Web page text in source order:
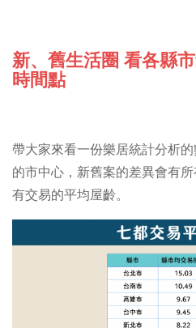
新、舊生活圈 看各縣
時間點
帶大家來看一份樂居統計分析
的市中心，新舊案的差異會有
有交易的平均屋齡。